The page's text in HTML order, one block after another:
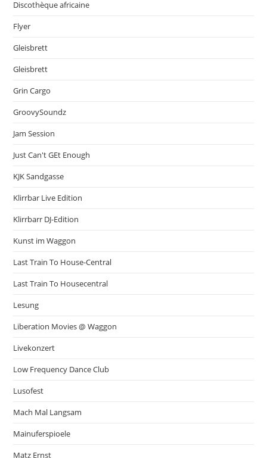
Discothèque africaine
Flyer
Gleisbrett
Gleisbrett
Grin Cargo
GroovySoundz
Jam Session
Just Can't GEt Enough
KJK Sandgasse
Klirrbar Live Edition
Klirrbarr DJ-Edition
Kunst im Waggon
Last Train To House-Central
Last Train To Housecentral
Lesung
Liberation Movies @ Waggon
Livekonzert
Low Frequency Dance Club
Lusofest
Mach Mal Langsam
Mainuferspioele
Matz Ernst